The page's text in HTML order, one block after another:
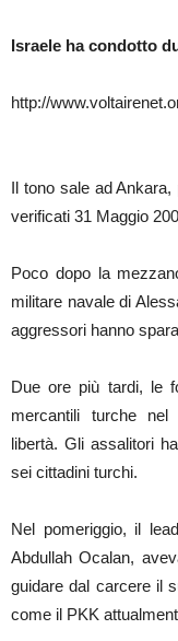
Israele ha condotto
http://
Il tono sale ad
verificati 31 Maggio
Poco dopo la
militare navale di
aggressori hanno
Due ore più tardi, le
mercantili turche nel
libertà. Gli assalitori
sei cittadini turchi.
Nel pomeriggio, il
Abdullah Ocalan,
guidare dal carcere il
come il PKK